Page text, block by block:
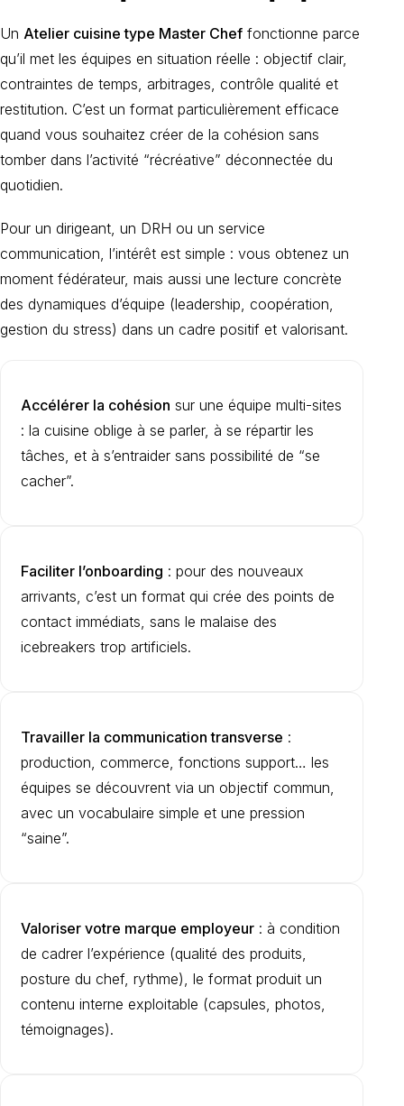
Un Atelier cuisine type Master Chef fonctionne parce
qu’il met les équipes en situation réelle : objectif clair,
contraintes de temps, arbitrages, contrôle qualité et
restitution. C’est un format particulièrement efficace
quand vous souhaitez créer de la cohésion sans
tomber dans l’activité “récréative” déconnectée du
quotidien.
Pour un dirigeant, un DRH ou un service
communication, l’intérêt est simple : vous obtenez un
moment fédérateur, mais aussi une lecture concrète
des dynamiques d’équipe (leadership, coopération,
gestion du stress) dans un cadre positif et valorisant.
Accélérer la cohésion sur une équipe multi-sites
: la cuisine oblige à se parler, à se répartir les
tâches, et à s’entraider sans possibilité de “se
cacher”.
Faciliter l’onboarding : pour des nouveaux
arrivants, c’est un format qui crée des points de
contact immédiats, sans le malaise des
icebreakers trop artificiels.
Travailler la communication transverse :
production, commerce, fonctions support… les
équipes se découvrent via un objectif commun,
avec un vocabulaire simple et une pression
“saine”.
Valoriser votre marque employeur : à condition
de cadrer l’expérience (qualité des produits,
posture du chef, rythme), le format produit un
contenu interne exploitable (capsules, photos,
témoignages).